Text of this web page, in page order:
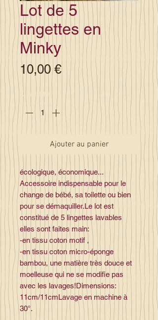
Lot de 5
lingettes en
Minky
10,00 €Prix
Quantité *
Ajouter au panier
écologique, économique...
Accessoire indispensable pour le
change de bébé, sa toilette ou bien
pour se démaquiller.Le lot est
constitué de 5 lingettes lavables
elles sont faites main:
-en tissu coton motif ,
-en tissu coton micro-éponge
bambou, une matière très douce et
moelleuse qui ne se modifie pas
avec les lavages!Dimensions:
11cm/11cmLavage en machine à
30°.